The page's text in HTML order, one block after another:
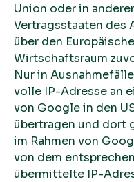
Union oder in
Vertragsstaaten des
über den
Wirtschaftsraum
Nur in
volle IP-Adresse an
von Google in den
übertragen und dort
im Rahmen von
von dem
übermittelte IP-